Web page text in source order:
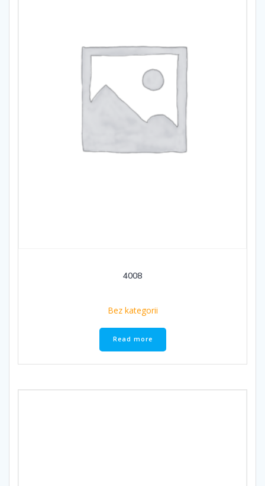
4008
Bez kategorii
Read more